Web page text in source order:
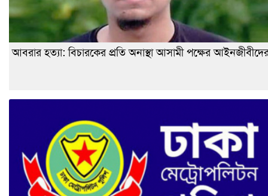
আবরার হত্যা: বিচারকের প্রতি অনাস্থা আসামী পক্ষের